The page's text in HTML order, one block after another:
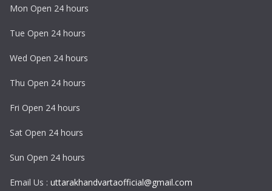
Mon Open 24 hours
Tue Open 24 hours
Wed Open 24 hours
Thu Open 24 hours
Fri Open 24 hours
Sat Open 24 hours
Sun Open 24 hours
Email Us : uttarakhandvartaofficial@gmail.com